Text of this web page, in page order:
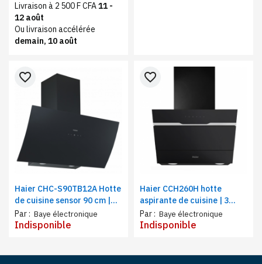
Livraison à 2 500 F CFA11 -
12 août
Ou livraison accélérée
demain, 10 août
Haier CHC-S90TB12A Hotte
de cuisine sensor 90 cm |
Cheminée externe , noire,
verre
Par : Baye électronique
favorite_border
Indisponible
Haier CCH260H hotte
aspirante de cuisine | 3
niveaux de vitesse,
cheminée extensible en
Par : Baye électronique
favorite_border
Indisponible